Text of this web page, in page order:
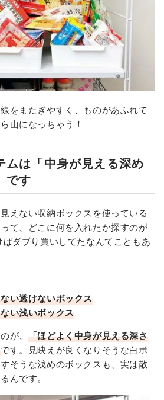
をまたぎやすく、ものがあふれて
山になっちゃう！
ムは「中身が見える深め
です
えない収納ボックスを使っている
て、どこに何を入れたか探すのが
ダブり買いしてたなんてこともあ
い透けないボックス
い浅いボックス
が、 「ほどよく中身が見える深さ
です。見映えが良くなりそうな白ボ
そうな浅めのボックスも、実は散
んです。